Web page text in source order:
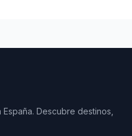
Descubre destinos,